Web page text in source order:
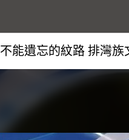
不能遺忘的紋路 排灣族